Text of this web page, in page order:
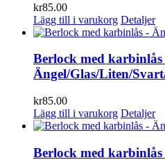
kr85.00
Lägg till i varukorg Detaljer
Berlock med karbinlås
Ängel/Glas/Liten/
kr85.00
Lägg till i varukorg Detaljer
Berlock med